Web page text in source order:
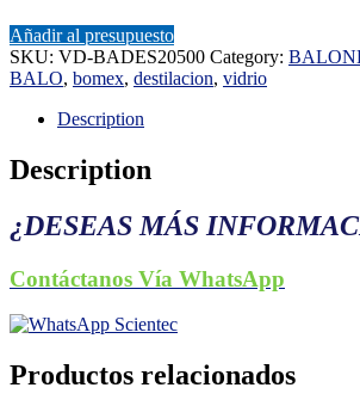
Añadir al presupuesto
SKU: VD-BADES20500 Category:
BALO, bomex, destilacion, vidrio
Description
Description
¿DESEAS MÁS
Contáctanos Vía WhatsApp
Productos relacionados